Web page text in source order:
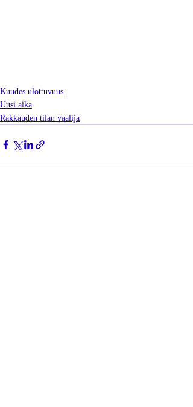
Kuudes ulottuvuus
Uusi aika
Rakkauden tilan vaalija